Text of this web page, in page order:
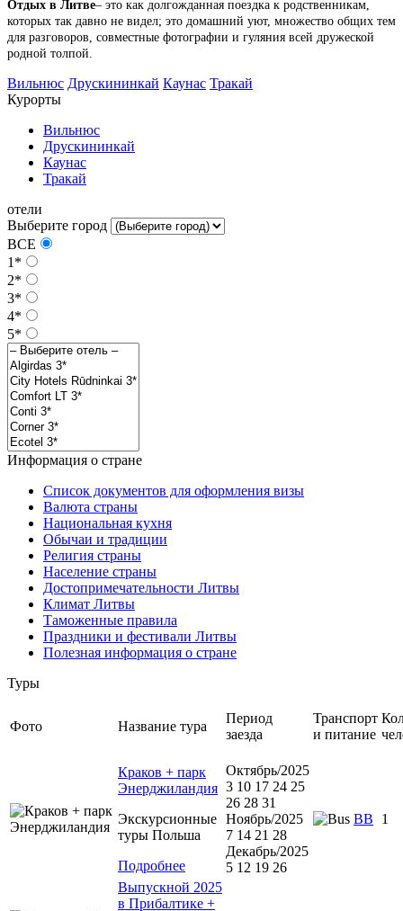
Отдых в Литве– это как долгожданная поездка к родственникам,
которых так давно не видел; это домашний уют, множество общих тем
для разговоров, совместные фотографии и гуляния всей дружеской
родной толпой.
Вильнюс Друскининкай Каунас Тракай
Курорты
Вильнюс
Друскининкай
Каунас
Тракай
отели
Выберите город
ВСЕ
1*
2*
3*
4*
5*
Информация о стране
Список документов для оформления визы
Валюта страны
Национальная кухня
Обычаи и традиции
Религия страны
Население страны
Достопримечательности Литвы
Климат Литвы
Таможенные правила
Праздники и фестивали Литвы
Полезная информация о стране
Туры
Фото Название тура
Период
заезда
Транспорт
и питание
Краков + парк
Энерджиландия
Экскурсионные
туры Польша
Подробнее
Октябрь/2025
3 10 17 24 25
26 28 31
Ноябрь/2025
7 14 21 28
Декабрь/2025
5 12 19 26
BB 1
Выпускной 2025
в Прибалтике +